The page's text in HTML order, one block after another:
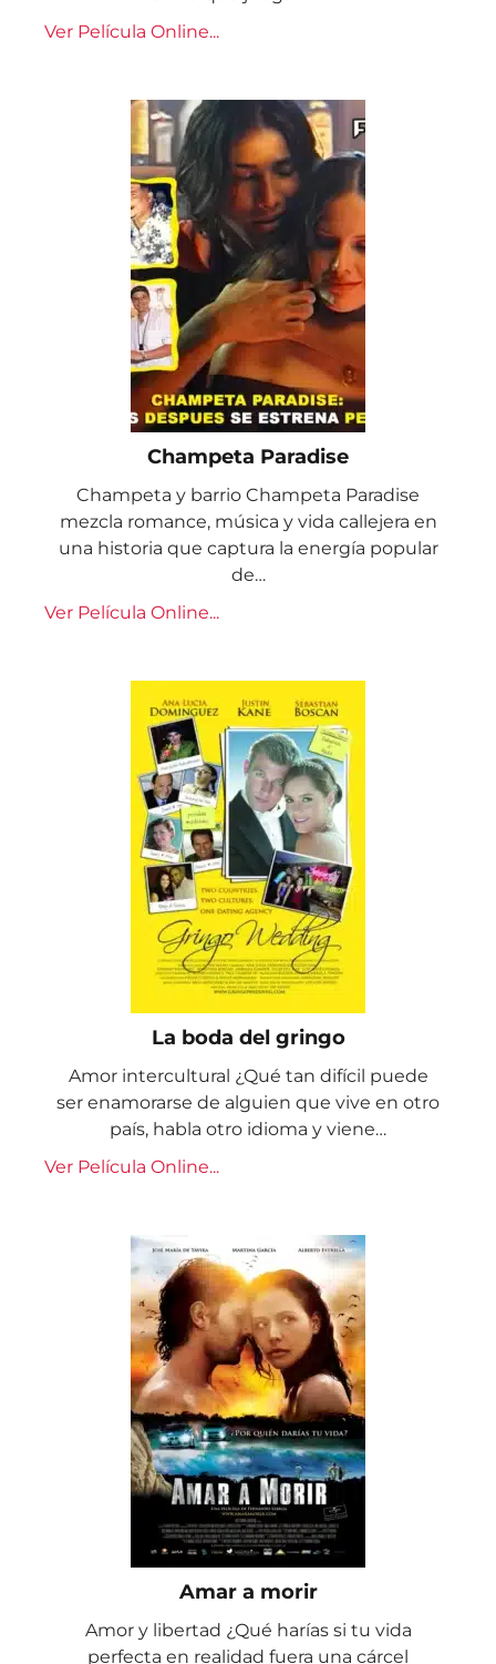
Ver Película Online...
Champeta Paradise
Champeta y barrio Champeta Paradise
mezcla romance, música y vida callejera en
una historia que captura la energía popular
de…
Ver Película Online...
La boda del gringo
Amor intercultural ¿Qué tan difícil puede
ser enamorarse de alguien que vive en otro
país, habla otro idioma y viene…
Ver Película Online...
Amar a morir
Amor y libertad ¿Qué harías si tu vida
perfecta en realidad fuera una cárcel